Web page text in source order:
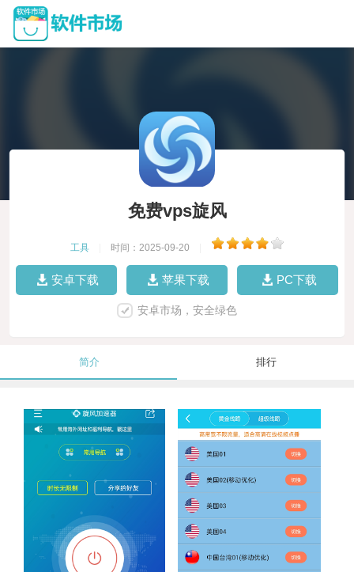
免费vps旋风
工具 时间：2025-09-20
安卓下载 苹果下载 PC下载
安卓市场，安全绿色
简介 排行